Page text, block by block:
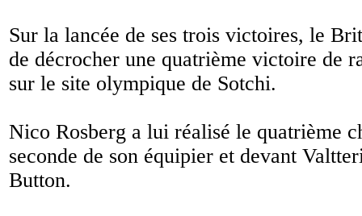
Sur la lancée de ses trois victoires, le
de décrocher une quatrième victoire de
sur le site olympique de Sotchi.
Nico Rosberg a lui réalisé le quatrième
seconde de son équipier et devant
Button.